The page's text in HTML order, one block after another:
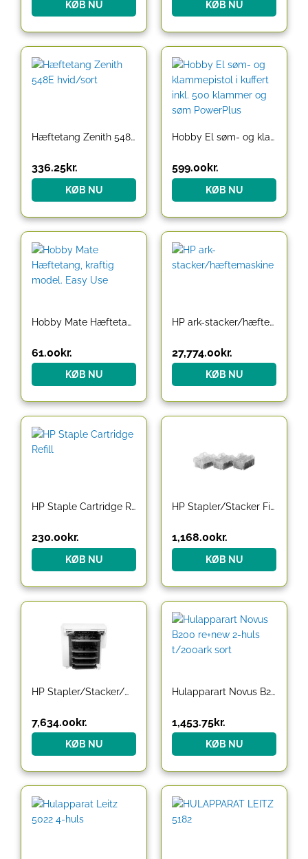
KØB NU KØB NU
Hæftetang Zenith 548E hvid/sort
336.25kr.
KØB NU
Hobby El søm- og klammepistol i kuffert inkl. 500 klammer og søm PowerPlus
599.00kr.
KØB NU
Hobby Mate Hæftetang, kraftig model. Easy Use
61.00kr.
KØB NU
HP ark-stacker/hæftemaskine
27,774.00kr.
KØB NU
HP Staple Cartridge Refill
230.00kr.
KØB NU
HP Stapler/Stacker Finisher Staples
1,168.00kr.
KØB NU
HP Stapler/Stacker/Mailbox
7,634.00kr.
KØB NU
Hulapparart Novus B200 re+new 2-huls t/200ark sort
1,453.75kr.
KØB NU